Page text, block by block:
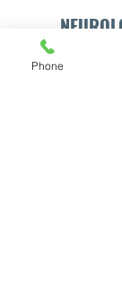
DR.
Phone